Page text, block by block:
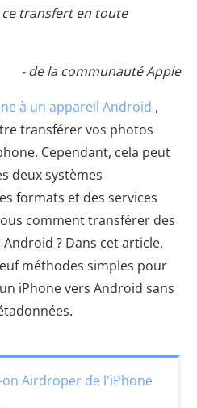
transfert en toute
- de la communauté Apple
à un appareil Android ,
transférer vos photos
Cependant, cela peut
deux systèmes
formats et des services
comment transférer des
? Dans cet article,
méthodes simples pour
iPhone vers Android sans
on Airdroper de l'iPhone